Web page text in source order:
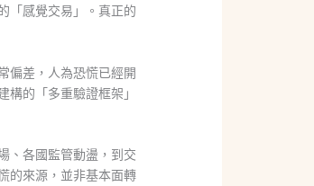
「感覺交易」。真正的
偏差，人為恐慌已經開
的「多重驗證框架」
、各國監管動盪，到交
的來源，並非基本面轉